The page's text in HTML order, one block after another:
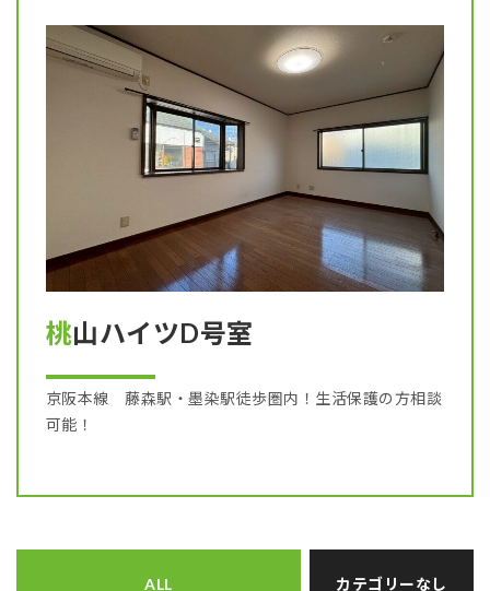
桃山ハイツD号室
京阪本線 藤森駅・墨染駅徒歩圏内！生活保護の方相談
可能！
ALL カテゴリーなし